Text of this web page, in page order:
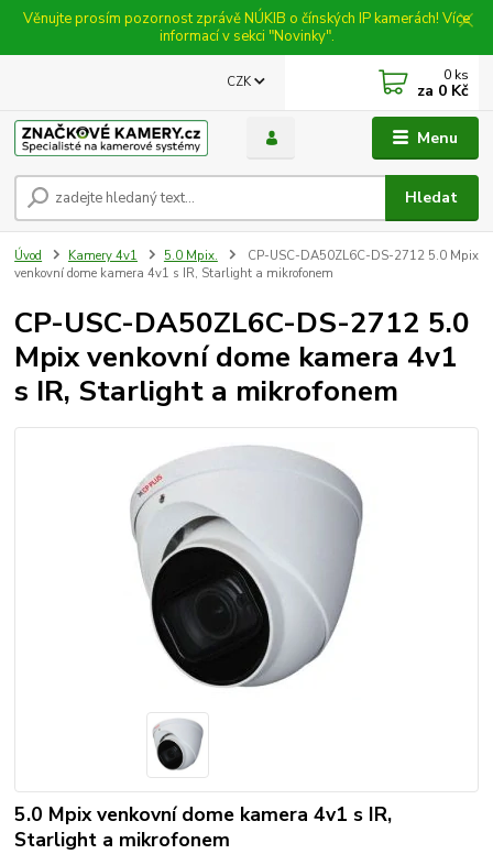
Věnujte prosím pozornost zprávě NÚKIB o čínských IP kamerách! Více
informací v sekci "Novinky".
Menu
CZK
Hledat
0 ks
za 0 Kč
Úvod Kamery 4v1 5.0 Mpix.
CP-USC-DA50ZL6C-DS-2712 5.0 Mpix
venkovní dome kamera 4v1 s IR, Starlight a mikrofonem
CP-USC-DA50ZL6C-DS-2712 5.0
Mpix venkovní dome kamera 4v1
s IR, Starlight a mikrofonem
5.0 Mpix venkovní dome kamera 4v1 s IR,
Starlight a mikrofonem